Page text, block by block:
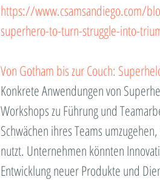
https://www.csamsandiego.com/
superhero-to-turn-struggle-into-
Von Gotham bis zur Couch:
Konkrete Anwendungen von
Workshops zu Führung und
Schwächen ihres Teams
nutzt. Unternehmen könnten
Entwicklung neuer Produkte und